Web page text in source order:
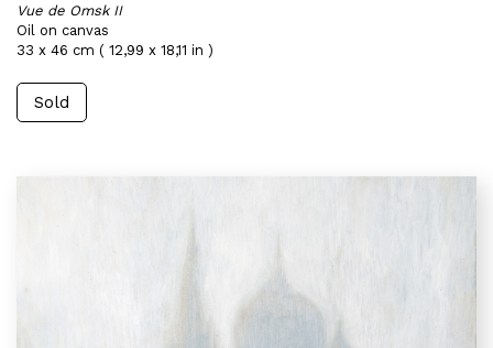
Vue de Omsk II
Oil on canvas
33 x 46 cm ( 12,99 x 18,11 in )
Sold